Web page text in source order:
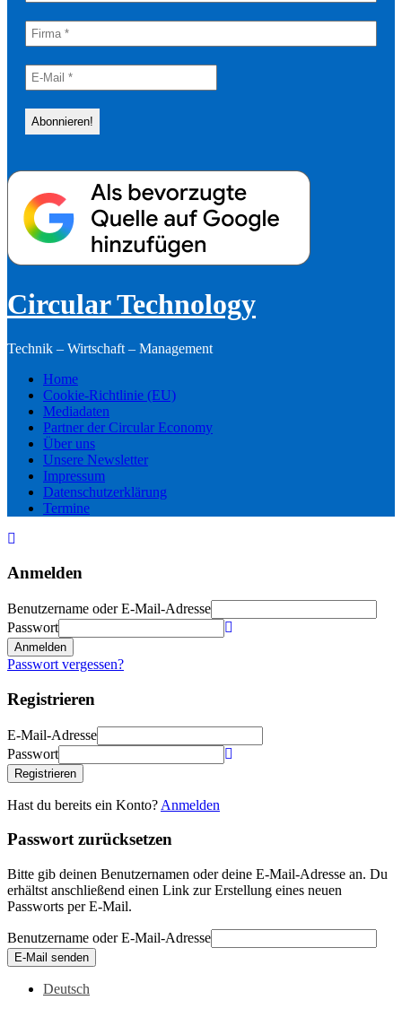
Circular Technology
Technik – Wirtschaft – Management
Home
Cookie-Richtlinie (EU)
Mediadaten
Partner der Circular Economy
Über uns
Unsere Newsletter
Impressum
Datenschutzerklärung
Termine
Anmelden
Benutzername oder E-Mail-Adresse
Passwort
Anmelden
Passwort vergessen?
Registrieren
E-Mail-Adresse
Passwort
Registrieren
Hast du bereits ein Konto? Anmelden
Passwort zurücksetzen
Bitte gib deinen Benutzernamen oder deine E-Mail-Adresse an. Du
erhältst anschließend einen Link zur Erstellung eines neuen
Passworts per E-Mail.
Benutzername oder E-Mail-Adresse
E-Mail senden
Deutsch